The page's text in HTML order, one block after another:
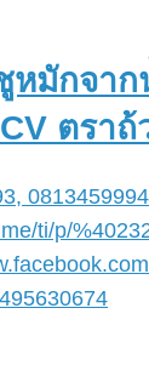
หมักจาก
ตรา
0813459994
ti/p/